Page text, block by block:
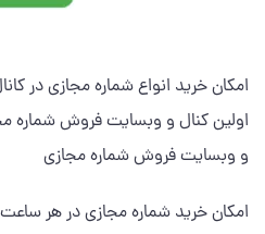
امکان خرید انواع شماره مجازی در
اولین کنال و وبسایت فروش شماره
و وبسایت فروش شماره مجازی
امکان خرید شماره مجازی در هر